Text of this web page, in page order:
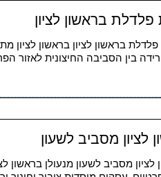
בראשון לציון
פלדלת בראשון לציון בראשון
בין הסביבה החיצונית לאזור
מסביב לשעון
לציון מסביב לשעון מנעולן